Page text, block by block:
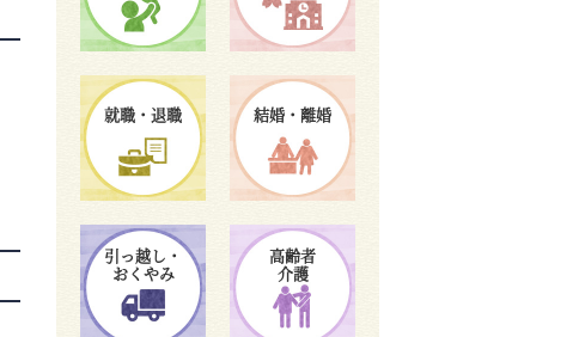
就職・退職 結婚・離婚
引っ越し・
おくやみ
高齢者
介護